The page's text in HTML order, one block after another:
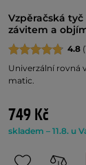
Vzpěračská tyč
závitem a
4.8
Univerzální rovná
matic.
749 Kč
skladem – 11.8. u